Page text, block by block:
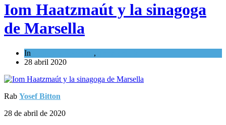
Iom Haatzmaút y la sinagoga
de Marsella
In ,
28 abril 2020
Rab Yosef Bitton
28 de abril de 2020